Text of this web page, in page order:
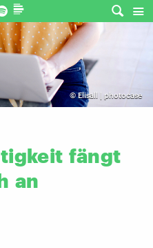
©Elisall | photocase
fängt
an